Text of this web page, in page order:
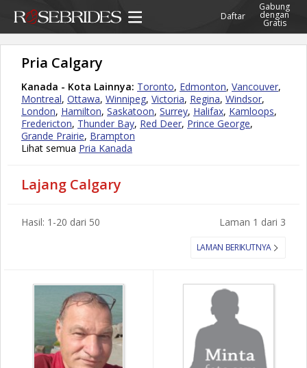
Daftar
Gabung
dengan
Gratis
Pria Calgary
Kanada - Kota Lainnya: Toronto, Edmonton, Vancouver,
Montreal, Ottawa, Winnipeg, Victoria, Regina, Windsor,
London, Hamilton, Saskatoon, Surrey, Halifax, Kamloops,
Fredericton, Thunder Bay, Red Deer, Prince George,
Grande Prairie, Brampton
Lihat semua Pria Kanada
Lajang Calgary
Laman 1 dari 3
LAMAN BERIKUTNYA
Hasil: 1-20 dari 50